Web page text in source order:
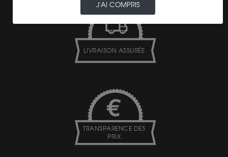
LIVRAISON ASSURÉE
TRANSPARENCE DES
PRIX
J'AI COMPRIS